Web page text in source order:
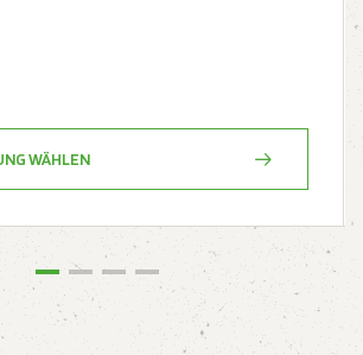
WÄHLEN